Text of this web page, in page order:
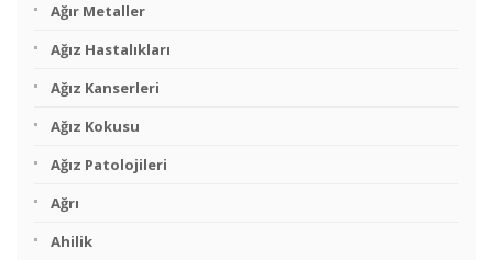
Ağır Metaller
Ağız Hastalıkları
Ağız Kanserleri
Ağız Kokusu
Ağız Patolojileri
Ağrı
Ahilik